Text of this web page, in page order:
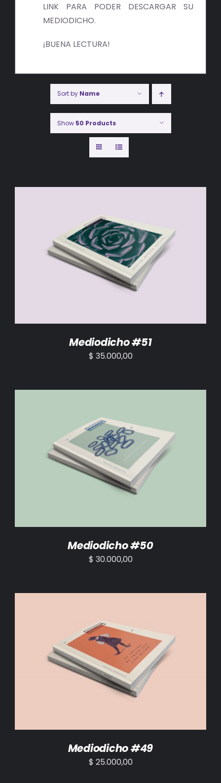
LINK PARA PODER DESCARGAR SU
MEDIODICHO.
¡BUENA LECTURA!
Sort by Name
Show 50 Products
AÑADIR AL CARRITO / DETALLES
Mediodicho #51
$ 35.000,00
AÑADIR AL CARRITO DETALLES
Mediodicho #50
$ 30.000,00
AÑADIR AL CARRITO / DETALLES
Mediodicho #49
$ 25.000,00